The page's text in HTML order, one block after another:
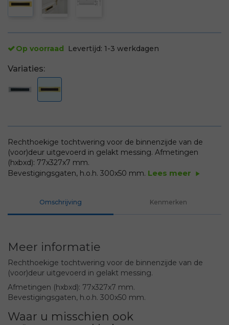
Op voorraad Levertijd: 1-3 werkdagen
Variaties:
Rechthoekige tochtwering voor de binnenzijde van de
(voor)deur uitgevoerd in gelakt messing. Afmetingen
(hxbxd): 77x327x7 mm.
Bevestigingsgaten, h.o.h. 300x50 mm. Lees meer play_arrow
Omschrijving Kenmerken
Meer informatie
Rechthoekige tochtwering voor de binnenzijde van de
(voor)deur uitgevoerd in gelakt messing.
Afmetingen (hxbxd): 77x327x7 mm.
Bevestigingsgaten, h.o.h. 300x50 mm.
Waar u misschien ook